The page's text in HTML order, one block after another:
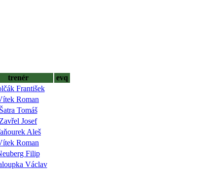
trenér
evq
František
Roman
Šatra Tomáš
Zavřel Josef
Aleš
Roman
Filip
Václav